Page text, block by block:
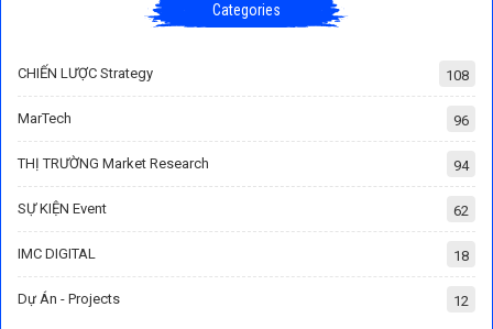
Categories
CHIẾN LƯỢC Strategy 108
MarTech 96
THỊ TRƯỜNG Market Research 94
SỰ KIỆN Event 62
IMC DIGITAL 18
Dự Án - Projects 12